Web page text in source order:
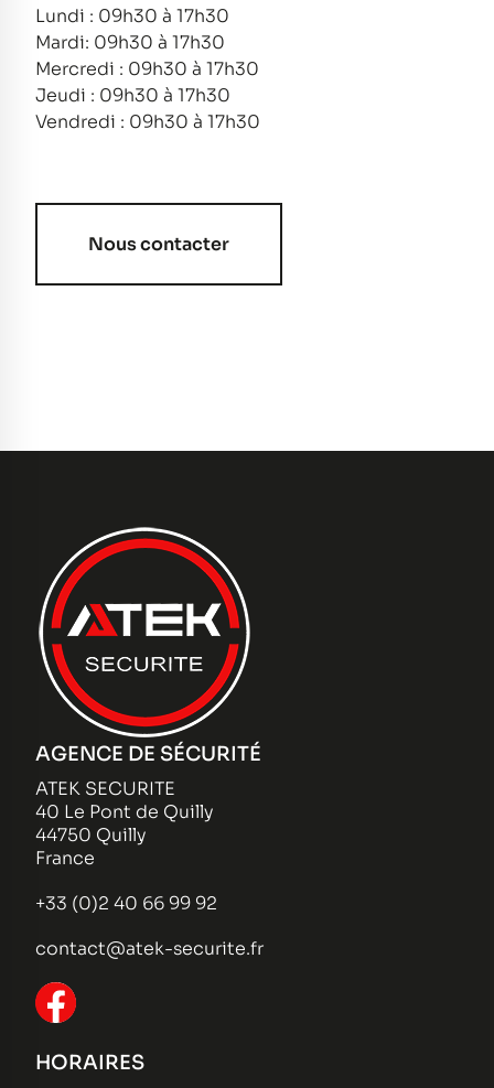
Lundi : 09h30 à 17h30
Mardi: 09h30 à 17h30
Mercredi : 09h30 à 17h30
Jeudi : 09h30 à 17h30
Vendredi : 09h30 à 17h30
Nous contacter
AGENCE DE SÉCURITÉ
ATEK SECURITE
40 Le Pont de Quilly
44750 Quilly
France
+33 (0)2 40 66 99 92
contact@atek-securite.fr
HORAIRES